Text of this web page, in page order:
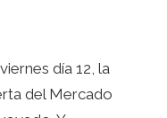
día 12, la
del Mercado